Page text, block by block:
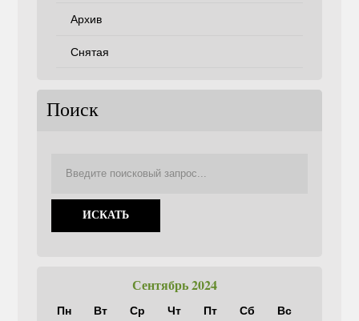
Архив
Снятая
Поиск
Сентябрь 2024
Пн Вт Ср Чт Пт Сб
Вс